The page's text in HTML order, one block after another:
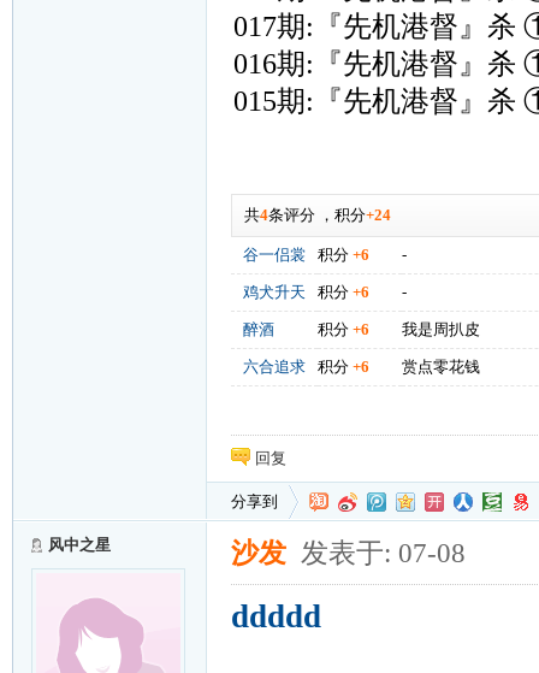
017期:『先机港督』杀
016期:『先机港督』杀
015期:『先机港督』杀
共4条评分， 积分+24
谷一侣裳 积分 +6 -
鸡犬升天 积分 +6 -
醉酒 积分 +6 我是周扒皮
六合追求 积分 +6 赏点零花钱
回复
分享到
风中之星 沙发 发表于: 07-08
ddddd